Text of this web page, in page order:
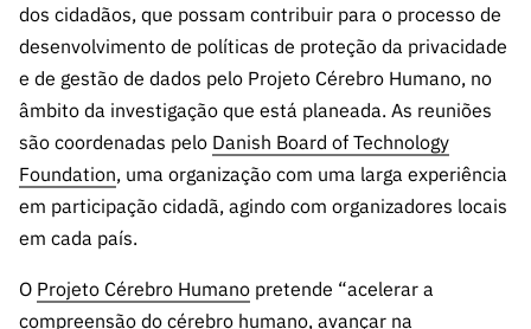
s
Apoios
PRR –
“Ciência +
Digital” e
“Ciência +
Capacitaç
dos cidadãos, que possam contribuir para o processo de
desenvolvimento de políticas de proteção da privacidade
e de gestão de dados pelo Projeto Cérebro Humano, no
âmbito da investigação que está planeada. As reuniões
são coordenadas pelo Danish Board of Technology
Foundation, uma organização com uma larga experiência
em participação cidadã, agindo com organizadores locais
em cada país.
O Projeto Cérebro Humano pretende “acelerar a
compreensão do cérebro humano, avançar na